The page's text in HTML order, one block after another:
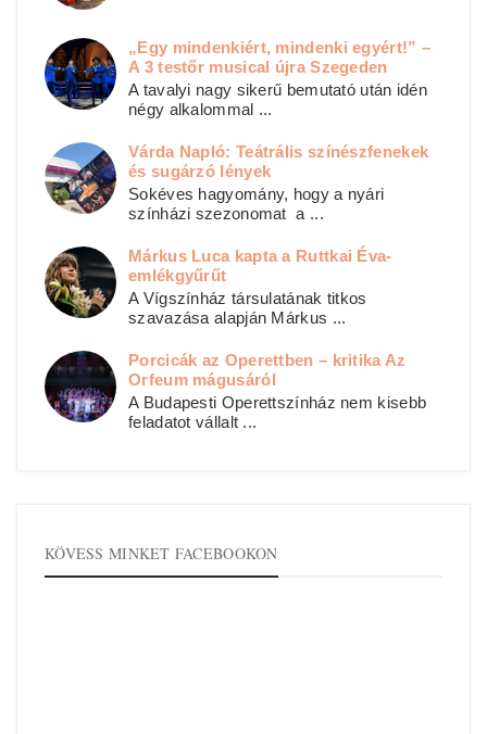
„Egy mindenkiért, mindenki egyért!” –
A 3 testőr musical újra Szegeden
A tavalyi nagy sikerű bemutató után idén
négy alkalommal ...
Várda Napló: Teátrális színészfenekek
és sugárzó lények
Sokéves hagyomány, hogy a nyári
színházi szezonomat a ...
Márkus Luca kapta a Ruttkai Éva-
emlékgyűrűt
A Vígszínház társulatának titkos
szavazása alapján Márkus ...
Porcicák az Operettben – kritika Az
Orfeum mágusáról
A Budapesti Operettszínház nem kisebb
feladatot vállalt ...
KÖVESS MINKET FACEBOOKON